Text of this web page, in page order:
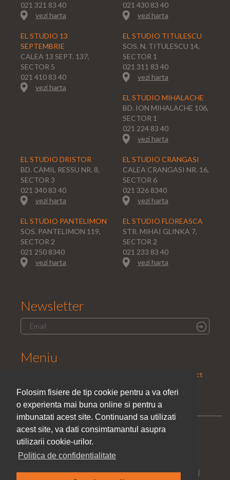
Folosim fisiere de tip cookie pentru a va oferi
o experienta mai buna online si pentru a
imbunatati acest site. Continuand sa utilizati
acest site, va dati consimtamantul asupra
utilizarii cookie-urilor.
Politica de confidentialitate
021 321 83 40
vezi harta
021 430 83 40
vezi harta
EL STUDIO 13
SEPTEMBRIE
CALEA 13 SEPT. 137,
SECTOR 5
021 410 83 40
vezi harta
EL STUDIO TITULESCU
SOS. N. TITULESCU 14,
SECTOR 1
021 311 83 40
vezi harta
EL STUDIO MIHALACHE
BD. ION MIHALACHE 106,
SECTOR 1
021 224 83 40
vezi harta
EL STUDIO DRISTOR
BD. CAMIL RESSU NR. 8,
SECTOR 3
021 340 83 40
vezi harta
EL STUDIO CRANGASI
CALEA CRANGASI NR. 16,
SECTOR 6
021 326 8340
vezi harta
EL STUDIO PANTELIMON
SOS. PANTELIMON 119,
SECTOR 2
021 250 8340
vezi harta
EL STUDIO FLOREASCA
STR. MIHAI GLINKA 7,
SECTOR 2
021 233 83 40
vezi harta
Newsletter
Meniu
Contact
Toate drepturile rezervate © El Studio Style 2005 - 2026 |